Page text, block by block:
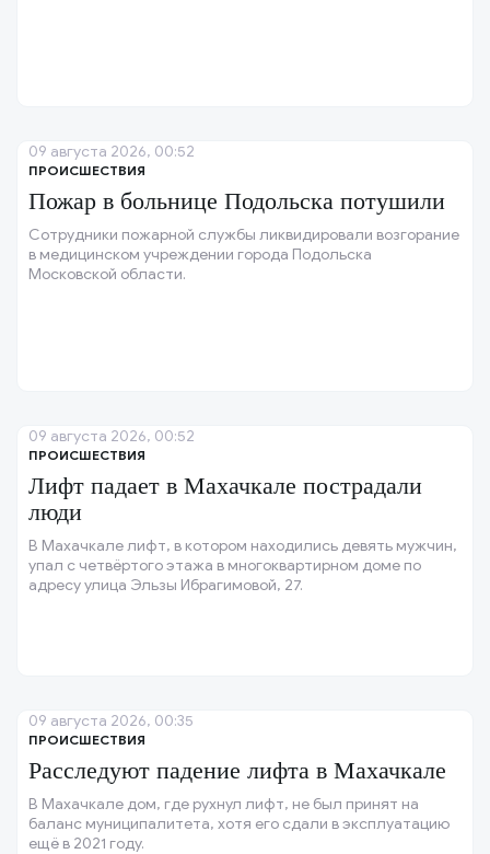
ПРОИСШЕСТВИЯ
Пожар в больнице Подольска потушили
Сотрудники пожарной службы ликвидировали возгорание
в медицинском учреждении города Подольска
Московской области.
09 августа 2026, 00:52
ПРОИСШЕСТВИЯ
Лифт падает в Махачкале пострадали
люди
В Махачкале лифт, в котором находились девять мужчин,
упал с четвёртого этажа в многоквартирном доме по
адресу улица Эльзы Ибрагимовой, 27.
09 августа 2026, 00:52
ПРОИСШЕСТВИЯ
Расследуют падение лифта в Махачкале
В Махачкале дом, где рухнул лифт, не был принят на
баланс муниципалитета, хотя его сдали в эксплуатацию
ещё в 2021 году.
09 августа 2026, 00:35